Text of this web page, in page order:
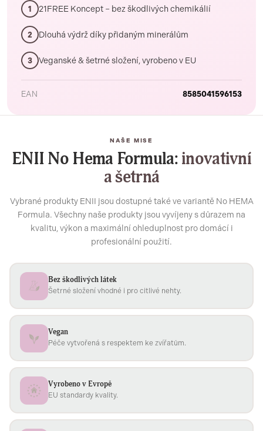
1 21FREE Koncept – bez škodlivých chemikálií
2 Dlouhá výdrž díky přidaným minerálům
3 Veganské & šetrné složení, vyrobeno v EU
EAN 8585041596153
NAŠE MISE
ENII No Hema Formula:inovativní
a šetrná
Vybrané produkty ENII jsou dostupné také ve variantě No HEMA
Formula. Všechny naše produkty jsou vyvíjeny s důrazem na
kvalitu, výkon a maximální ohleduplnost pro domácí i
profesionální použití.
Bez škodlivých látek
Šetrné složení vhodné i pro citlivé nehty.
Vegan
Péče vytvořená s respektem ke zvířatům.
Vyrobeno v Evropě
EU standardy kvality.